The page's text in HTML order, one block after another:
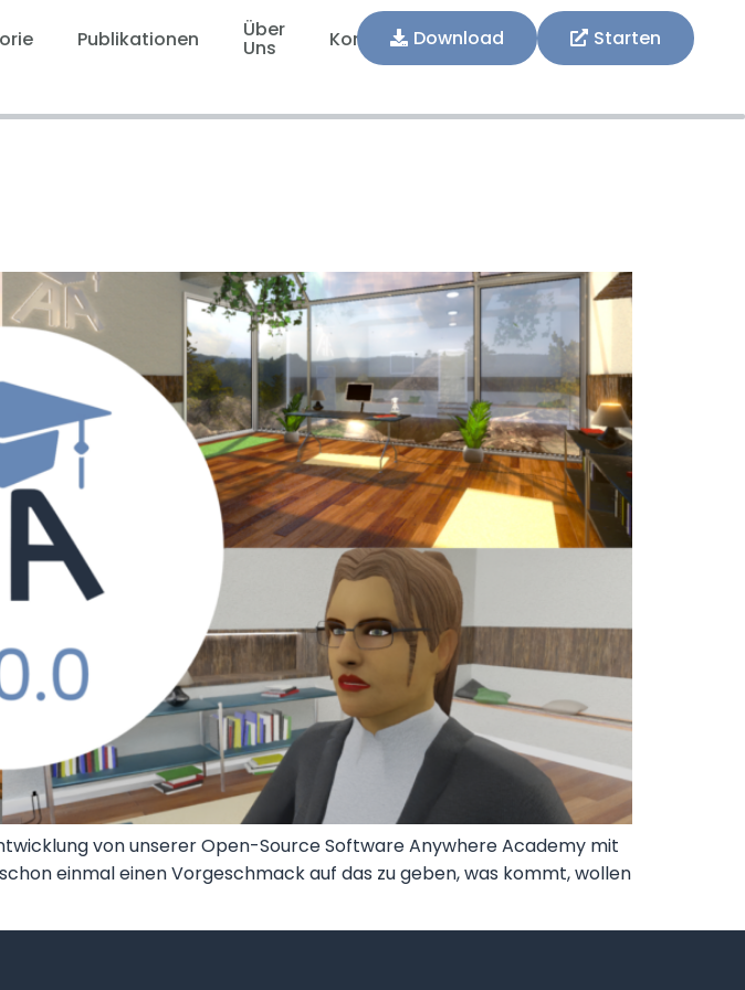
Publikationen Über
Uns Kontakt Download Starten
von unserer Open-Source Software Anywhere Academy mit
einmal einen Vorgeschmack auf das zu geben, was kommt, wollen